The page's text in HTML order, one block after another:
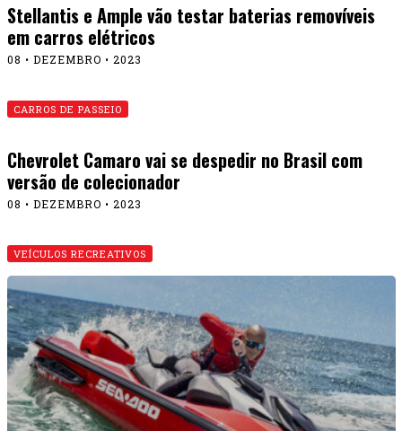
Stellantis e Ample vão testar baterias removíveis
em carros elétricos
08 • DEZEMBRO • 2023
CARROS DE PASSEIO
Chevrolet Camaro vai se despedir no Brasil com
versão de colecionador
08 • DEZEMBRO • 2023
VEÍCULOS RECREATIVOS